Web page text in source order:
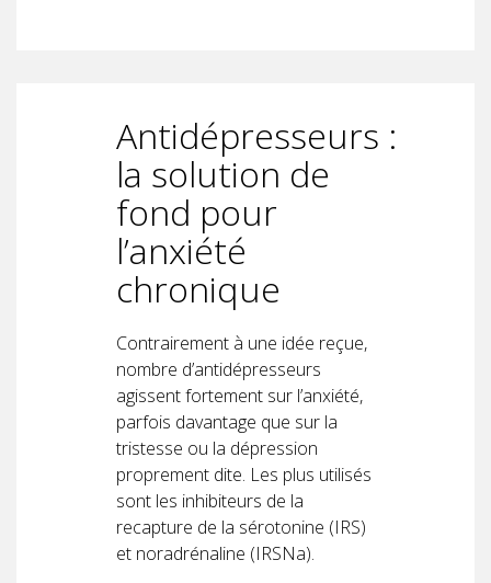
Antidépresseurs :
la solution de
fond pour
l’anxiété
chronique
Contrairement à une idée reçue,
nombre d’antidépresseurs
agissent fortement sur l’anxiété,
parfois davantage que sur la
tristesse ou la dépression
proprement dite. Les plus utilisés
sont les inhibiteurs de la
recapture de la sérotonine (IRS)
et noradrénaline (IRSNa).